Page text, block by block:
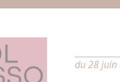
du 28 juin